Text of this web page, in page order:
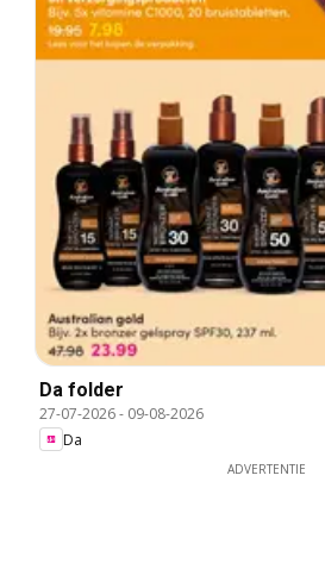
Da folder
27-07-2026- 09-08-2026
Da
ADVERTENTIE